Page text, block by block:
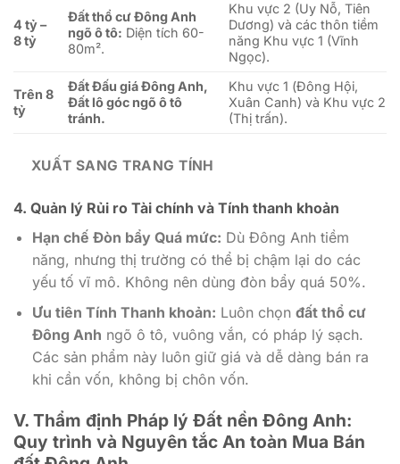
4 tỷ –
8 tỷ
Đất thổ cư Đông Anh
ngõ ô tô: Diện tích 60-
80m².
Khu vực 2 (Uy Nỗ, Tiên
Dương) và các thôn tiềm
năng Khu vực 1 (Vĩnh
Ngọc).
Trên 8
tỷ
Đất Đấu giá Đông Anh,
Đất lô góc ngõ ô tô
tránh.
Khu vực 1 (Đông Hội,
Xuân Canh) và Khu vực 2
(Thị trấn).
XUẤT SANG TRANG TÍNH
4. Quản lý Rủi ro Tài chính và Tính thanh khoản
Hạn chế Đòn bẩy Quá mức: Dù Đông Anh tiềm
năng, nhưng thị trường có thể bị chậm lại do các
yếu tố vĩ mô. Không nên dùng đòn bẩy quá 50%.
Ưu tiên Tính Thanh khoản: Luôn chọn đất thổ cư
Đông Anh ngõ ô tô, vuông vắn, có pháp lý sạch.
Các sản phẩm này luôn giữ giá và dễ dàng bán ra
khi cần vốn, không bị chôn vốn.
V. Thẩm định Pháp lý Đất nền Đông Anh:
Quy trình và Nguyên tắc An toàn Mua Bán